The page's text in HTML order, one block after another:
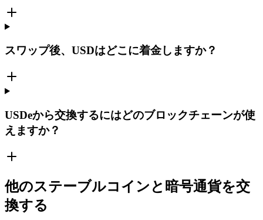
スワップ後、USDはどこに着金しますか？
USDeから交換するにはどのブロックチェーンが使
えますか？
他のステーブルコインと暗号通貨を交
換する